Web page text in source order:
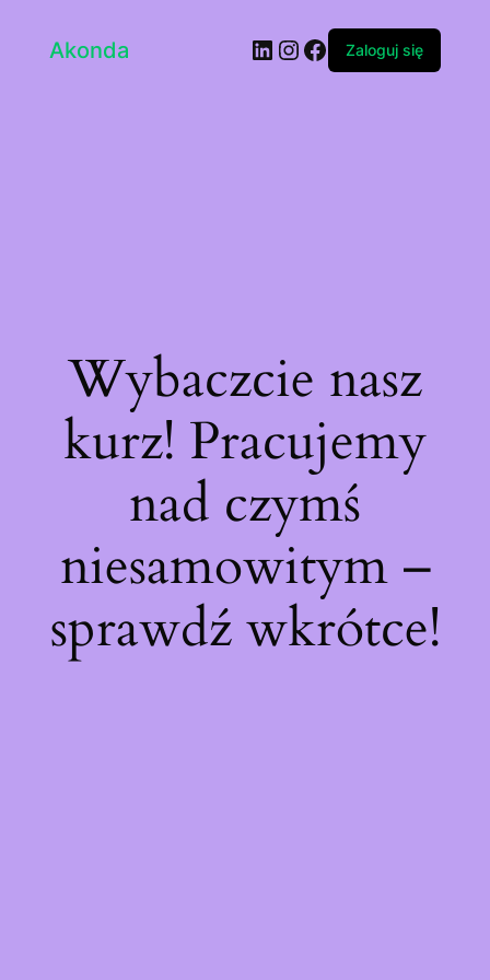
Akonda LinkedIn
Instagram
Facebook
Zaloguj się
Wybaczcie nasz
kurz! Pracujemy
nad czymś
niesamowitym –
sprawdź wkrótce!